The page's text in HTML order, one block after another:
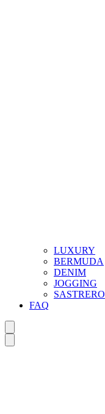
LUXURY
BERMUDA
DENIM
JOGGING
SASTRERO
FAQ